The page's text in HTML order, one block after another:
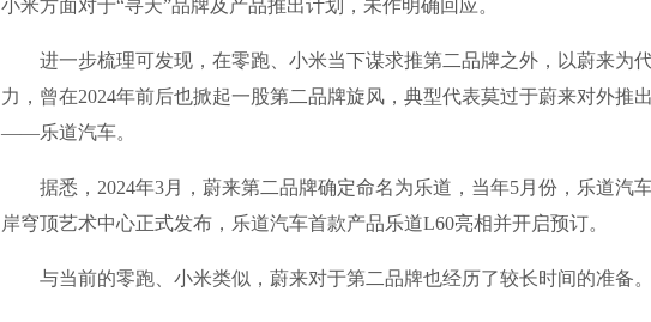
小米方面对于“寻天”品牌及产品推出计划，未作明确回应。
进一步梳理可发现，在零跑、小米当下谋求推第二品牌之外，以蔚来为
力，曾在2024年前后也掀起一股第二品牌旋风，典型代表莫过于蔚来对外推
——乐道汽车。
据悉，2024年3月，蔚来第二品牌确定命名为乐道，当年5月份，乐道汽
岸穹顶艺术中心正式发布，乐道汽车首款产品乐道L60亮相并开启预订。
与当前的零跑、小米类似，蔚来对于第二品牌也经历了较长时间的准备。